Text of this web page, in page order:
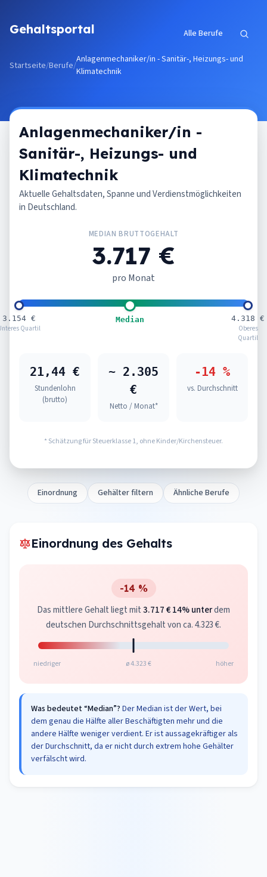
Gehaltsportal Alle Berufe
Startseite/Berufe/
Anlagenmechaniker/in - Sanitär-, Heizungs- und
Klimatechnik
Anlagenmechaniker/in -
Sanitär-, Heizungs- und
Klimatechnik
Aktuelle Gehaltsdaten, Spanne und Verdienstmöglichkeiten
in Deutschland.
MEDIAN BRUTTOGEHALT
3.717 €
pro Monat
3.154 €
Quartil
Median
4.318 €
Oberes
Quartil
21,44 €
Stundenlohn
(brutto)
~ 2.305
€
Netto / Monat*
-14 %
vs. Durchschnitt
* Schätzung für Steuerklasse 1, ohne Kinder/Kirchensteuer.
Einordnung Gehälter filtern Ähnliche Berufe
Einordnung des Gehalts
-14 %
Das mittlere Gehalt liegt mit3.717 €14% unterdem
deutschen Durchschnittsgehalt von ca. 4.323 €.
niedriger ø 4.323 € höher
Was bedeutet “Median”? Der Median ist der Wert, bei
dem genau die Hälfte aller Beschäftigten mehr und die
andere Hälfte weniger verdient. Er ist aussagekräftiger als
der Durchschnitt, da er nicht durch extrem hohe Gehälter
verfälscht wird.